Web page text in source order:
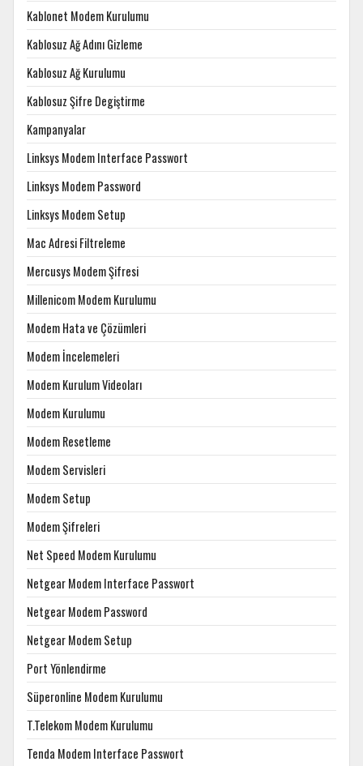
Kablonet Modem Kurulumu
Kablosuz Ağ Adını Gizleme
Kablosuz Ağ Kurulumu
Kablosuz Şifre Degiştirme
Kampanyalar
Linksys Modem Interface Passwort
Linksys Modem Password
Linksys Modem Setup
Mac Adresi Filtreleme
Mercusys Modem Şifresi
Millenicom Modem Kurulumu
Modem Hata ve Çözümleri
Modem İncelemeleri
Modem Kurulum Videoları
Modem Kurulumu
Modem Resetleme
Modem Servisleri
Modem Setup
Modem Şifreleri
Net Speed Modem Kurulumu
Netgear Modem Interface Passwort
Netgear Modem Password
Netgear Modem Setup
Port Yönlendirme
Süperonline Modem Kurulumu
T.Telekom Modem Kurulumu
Tenda Modem Interface Passwort